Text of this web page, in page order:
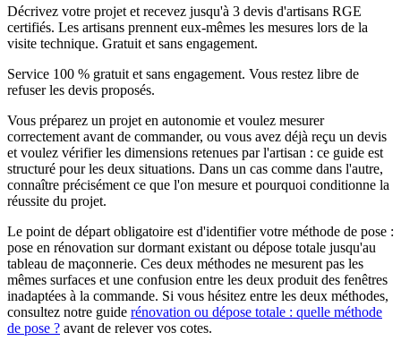
Décrivez votre projet et recevez jusqu'à 3 devis d'artisans RGE
certifiés. Les artisans prennent eux-mêmes les mesures lors de la
visite technique. Gratuit et sans engagement.
Service 100 % gratuit et sans engagement. Vous restez libre de
refuser les devis proposés.
Vous préparez un projet en autonomie et voulez mesurer
correctement avant de commander, ou vous avez déjà reçu un devis
et voulez vérifier les dimensions retenues par l'artisan : ce guide est
structuré pour les deux situations. Dans un cas comme dans l'autre,
connaître précisément ce que l'on mesure et pourquoi conditionne la
réussite du projet.
Le point de départ obligatoire est d'identifier votre méthode de pose :
pose en rénovation sur dormant existant ou dépose totale jusqu'au
tableau de maçonnerie. Ces deux méthodes ne mesurent pas les
mêmes surfaces et une confusion entre les deux produit des fenêtres
inadaptées à la commande. Si vous hésitez entre les deux méthodes,
consultez notre guide rénovation ou dépose totale : quelle méthode
de pose ? avant de relever vos cotes.